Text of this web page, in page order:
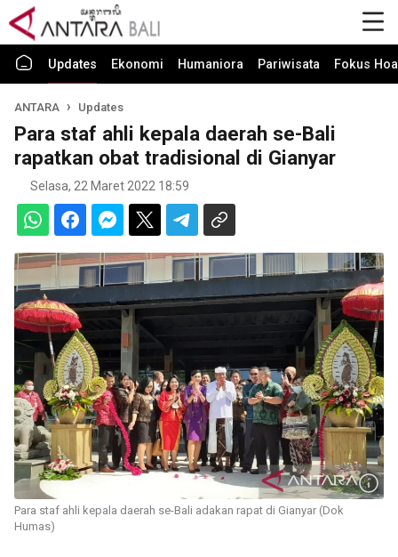
Updates Ekonomi Humaniora Pariwisata Fokus
ANTARA Updates
Para staf ahli kepala daerah se-Bali
rapatkan obat tradisional di Gianyar
Selasa, 22 Maret 2022 18:59
Para staf ahli kepala daerah se-Bali adakan rapat di Gianyar (Dok
Humas)